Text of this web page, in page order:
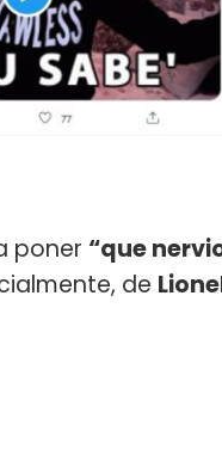
poner “que
de